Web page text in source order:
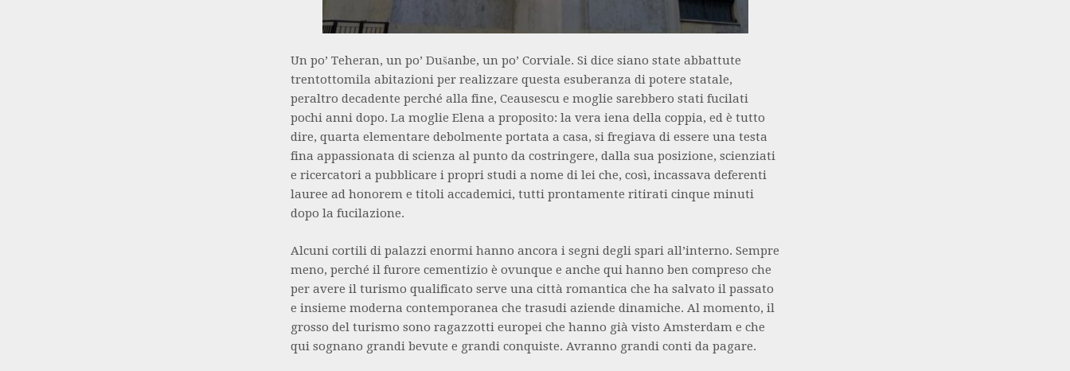
Un po’ Teheran, un po’ Dušanbe, un po’ Corviale. Si dice siano state abbattute
trentottomila abitazioni per realizzare questa esuberanza di potere statale,
peraltro decadente perché alla fine, Ceausescu e moglie sarebbero stati fucilati
pochi anni dopo. La moglie Elena a proposito: la vera iena della coppia, ed è tutto
dire, quarta elementare debolmente portata a casa, si fregiava di essere una testa
fina appassionata di scienza al punto da costringere, dalla sua posizione, scienziati
e ricercatori a pubblicare i propri studi a nome di lei che, così, incassava deferenti
lauree ad honorem e titoli accademici, tutti prontamente ritirati cinque minuti
dopo la fucilazione.
Alcuni cortili di palazzi enormi hanno ancora i segni degli spari all’interno. Sempre
meno, perché il furore cementizio è ovunque e anche qui hanno ben compreso che
per avere il turismo qualificato serve una città romantica che ha salvato il passato
e insieme moderna contemporanea che trasudi aziende dinamiche. Al momento, il
grosso del turismo sono ragazzotti europei che hanno già visto Amsterdam e che
qui sognano grandi bevute e grandi conquiste. Avranno grandi conti da pagare.